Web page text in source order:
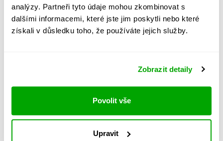
analýzy. Partneři tyto údaje mohou zkombinovat s
dalšími informacemi, které jste jim poskytli nebo které
získali v důsledku toho, že používáte jejich služby.
Zobrazit detaily
Povolit vše
Upravit
Stát
doručování týdeníku Respekt v tištěné verzi, na
první vydání ve vaší schránce se můžete těšit